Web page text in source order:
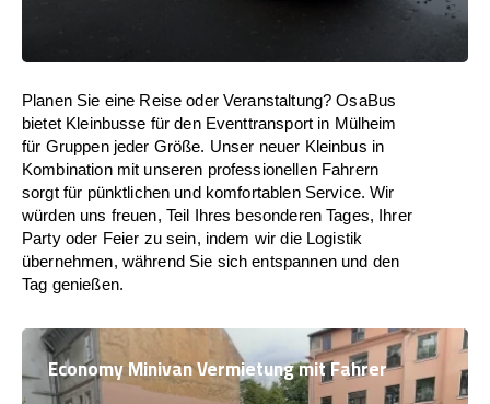
Planen Sie eine Reise oder Veranstaltung? OsaBus
bietet Kleinbusse für den Eventtransport in Mülheim
für Gruppen jeder Größe. Unser neuer Kleinbus in
Kombination mit unseren professionellen Fahrern
sorgt für pünktlichen und komfortablen Service. Wir
würden uns freuen, Teil Ihres besonderen Tages, Ihrer
Party oder Feier zu sein, indem wir die Logistik
übernehmen, während Sie sich entspannen und den
Tag genießen.
Economy Minivan Vermietung mit Fahrer